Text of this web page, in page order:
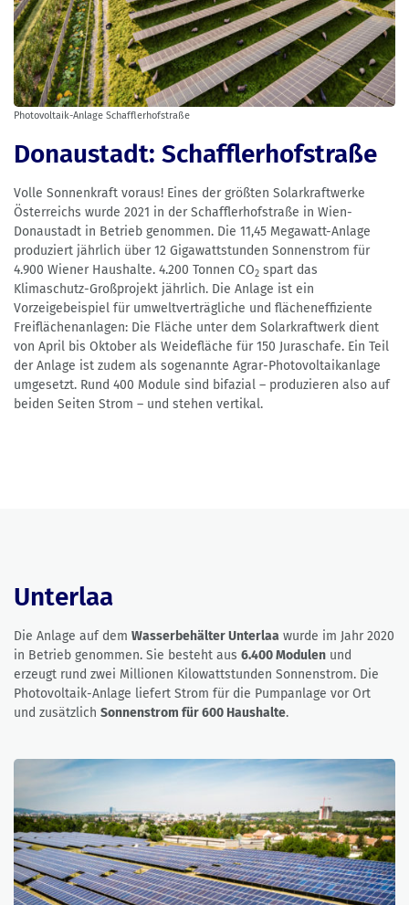
Photovoltaik-Anlage Schafflerhofstraße
Donaustadt: Schafflerhofstraße
Volle Sonnenkraft voraus! Eines der größten Solarkraftwerke
Österreichs wurde 2021 in der Schafflerhofstraße in Wien-
Donaustadt in Betrieb genommen. Die 11,45 Megawatt-Anlage
produziert jährlich über 12 Gigawattstunden Sonnenstrom für
4.900 Wiener Haushalte. 4.200 Tonnen CO2 spart das
Klimaschutz-Großprojekt jährlich. Die Anlage ist ein
Vorzeigebeispiel für umweltverträgliche und flächeneffiziente
Freiflächenanlagen: Die Fläche unter dem Solarkraftwerk dient
von April bis Oktober als Weidefläche für 150 Juraschafe. Ein Teil
der Anlage ist zudem als sogenannte Agrar-Photovoltaikanlage
umgesetzt. Rund 400 Module sind bifazial – produzieren also auf
beiden Seiten Strom – und stehen vertikal.
Unterlaa
Die Anlage auf dem Wasserbehälter Unterlaa wurde im Jahr 2020
in Betrieb genommen. Sie besteht aus 6.400 Modulen und
erzeugt rund zwei Millionen Kilowattstunden Sonnenstrom. Die
Photovoltaik-Anlage liefert Strom für die Pumpanlage vor Ort
und zusätzlich Sonnenstrom für 600 Haushalte.